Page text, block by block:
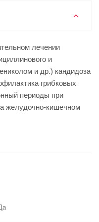
лечении
и
и др.) кандидоза
грибковых
периоды при
желудочно-кишечном